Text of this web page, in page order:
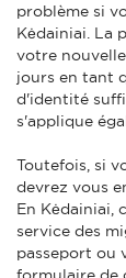
problème si
Kėdainiai. La
votre
jours en tant
d'identité
s'applique
Toutefois, si
devrez vous
En Kėdainiai,
service des
passeport ou
formulaire de